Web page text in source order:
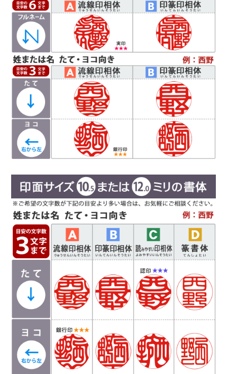
に収めます。
Ｃ 読 みやすい 印相体(よみやすいいんそうたい)
印相体を読みやすくした西野工房独自の書体で
す。認印によく使用され、他の書体より判読性が
高い書体になり、社内文書などの確認印としての
使用をお勧めしています。
Ｄ篆書体 （てんしょたい）
実印や銀行印によく使用されます。西野工房で
は、篆書体の中でも印篆を使用し作成していま
す。厳粛で、格調高い印章としてよく使われま
す。紙幣に捺される由緒正しき書体です。彫刻を
行う文字数やバランスによって、書体サンプルと
は異なり「上下左右の余白が広い場合や狭い場
合」がありますので、ご希望があるお客様は備考
欄にお書き添え下さい。